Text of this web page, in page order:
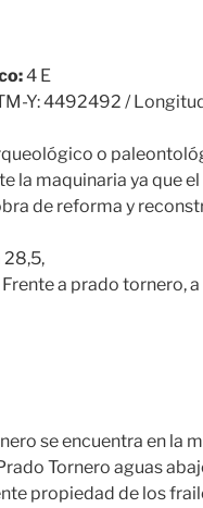
4 E
Y: 4492492 /
o
la maquinaria ya que
de reforma y
a prado tornero, a
se encuentra en la
Tornero aguas
propiedad de los